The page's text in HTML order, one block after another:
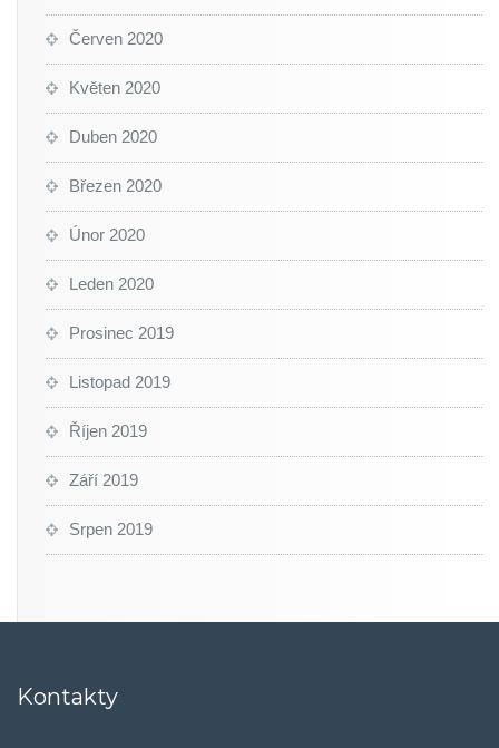
Červen 2020
Květen 2020
Duben 2020
Březen 2020
Únor 2020
Leden 2020
Prosinec 2019
Listopad 2019
Říjen 2019
Září 2019
Srpen 2019
Kontakty